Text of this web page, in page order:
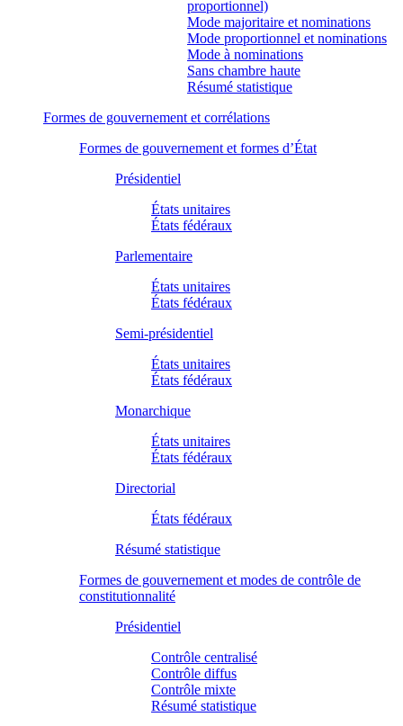
proportionnel)
Mode majoritaire et nominations
Mode proportionnel et nominations
Mode à nominations
Sans chambre haute
Résumé statistique
Formes de gouvernement et corrélations
Formes de gouvernement et formes d’État
Présidentiel
États unitaires
États fédéraux
Parlementaire
États unitaires
États fédéraux
Semi-présidentiel
États unitaires
États fédéraux
Monarchique
États unitaires
États fédéraux
Directorial
États fédéraux
Résumé statistique
Formes de gouvernement et modes de contrôle de
constitutionnalité
Présidentiel
Contrôle centralisé
Contrôle diffus
Contrôle mixte
Résumé statistique